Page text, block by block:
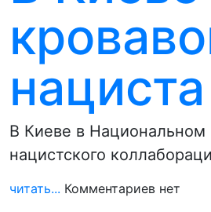
нациста
В Киеве в Национальном
нацистского
читать... Комментариев нет